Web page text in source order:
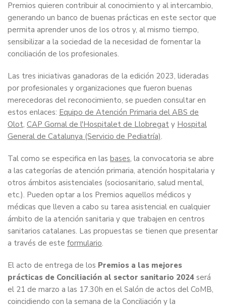
Premios quieren contribuir al conocimiento y al intercambio,
generando un banco de buenas prácticas en este sector que
permita aprender unos de los otros y, al mismo tiempo,
sensibilizar a la sociedad de la necesidad de fomentar la
conciliación de los profesionales.
Las tres iniciativas ganadoras de la edición 2023, lideradas
por profesionales y organizaciones que fueron buenas
merecedoras del reconocimiento, se pueden consultar en
estos enlaces: Equipo de Atención Primaria del ABS de
Olot, CAP Gornal de l'Hospitalet de Llobregat y Hospital
General de Catalunya (Servicio de Pediatría).
Tal como se especifica en las bases, la convocatoria se abre
a las categorías de atención primaria, atención hospitalaria y
otros ámbitos asistenciales (sociosanitario, salud mental,
etc.). Pueden optar a los Premios aquellos médicos y
médicas que lleven a cabo su tarea asistencial en cualquier
ámbito de la atención sanitaria y que trabajen en centros
sanitarios catalanes. Las propuestas se tienen que presentar
a través de este formulario.
El acto de entrega de los Premios a las mejores
prácticas de Conciliación al sector sanitario 2024 será
el 21 de marzo a las 17.30h en el Salón de actos del CoMB,
coincidiendo con la semana de la Conciliación y la